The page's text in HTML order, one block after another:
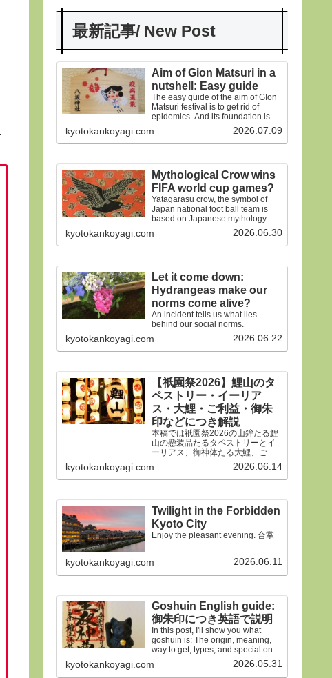
最新記事/ New Post
Aim of Gion Matsuri in a
nutshell: Easy guide
The easy guide of the aim of GIon
Matsuri festival is to get rid of
epidemics. And its foundation is on
kyotokankoyagi.com 2026.07.09
Mythological Crow wins
FIFA world cup games?
Yatagarasu crow, the symbol of
Japan national foot ball team is
based on Japanese mythology.
kyotokankoyagi.com 2026.06.30
Let it come down:
Hydrangeas make our
norms come alive?
An incident tells us what lies
behind our social norms.
kyotokankoyagi.com 2026.06.22
【祇園祭2026】鯉山のタ
ペストリー・イーリア
ス・大鯉・ご利益・御朱
印などにつき解説
本稿では祇園祭2026の山鉾たる鯉
山の懸装品たるタペストリーとイ
ーリアス、御神体たる大鯉、ご利
益、御朱印などにつき詳細に解説
申しあげます。合掌
kyotokankoyagi.com 2026.06.14
Twilight in the Forbidden
Kyoto City
Enjoy the pleasant evening. 合掌
kyotokankoyagi.com 2026.06.11
Goshuin English guide:
御朱印につき英語で説明
In this post, I'll show you what
goshuin is: The origin, meaning,
way to get, types, and special ones
in Gion Matsuri festival.
kyotokankoyagi.com 2026.05.31